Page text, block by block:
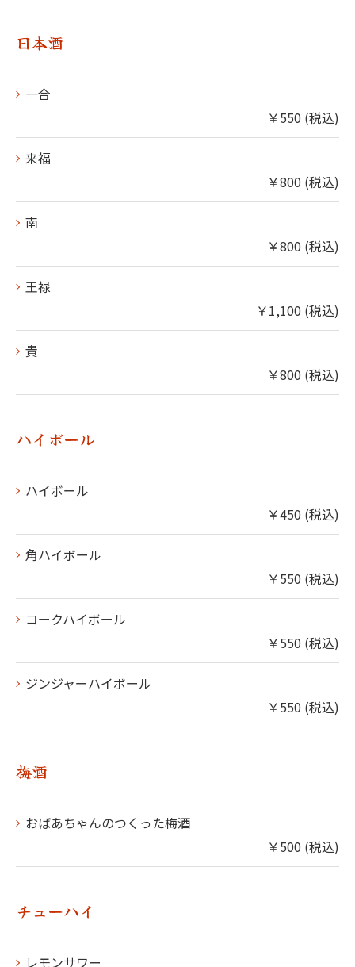
日本酒
一合
￥550 (税込)
来福
￥800 (税込)
南
￥800 (税込)
王禄
￥1,100 (税込)
貴
￥800 (税込)
ハイボール
ハイボール
￥450 (税込)
角ハイボール
￥550 (税込)
コークハイボール
￥550 (税込)
ジンジャーハイボール
￥550 (税込)
梅酒
おばあちゃんのつくった梅酒
￥500 (税込)
チューハイ
レモンサワー